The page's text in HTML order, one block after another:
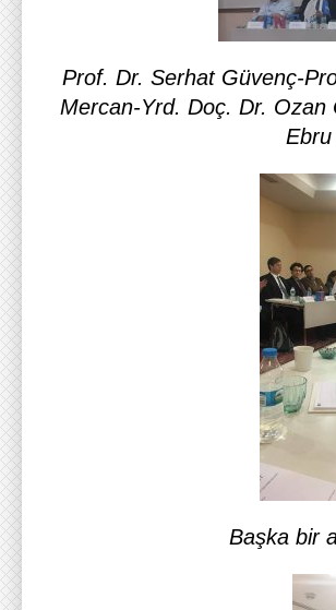
Prof. Dr. Serhat Güvenç-
Mercan-Yrd. Doç. Dr. Ozan
Başka bir